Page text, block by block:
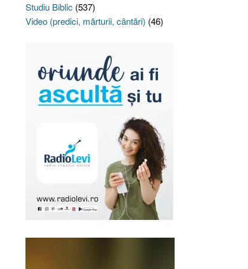
Studiu Biblic (537)
Video (predici, mărturii, cântări) (46)